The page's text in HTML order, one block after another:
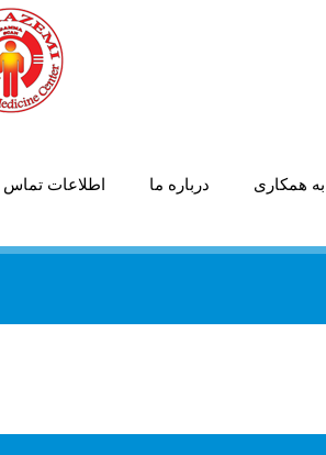
همکاری درباره ما اطلاعات تماس